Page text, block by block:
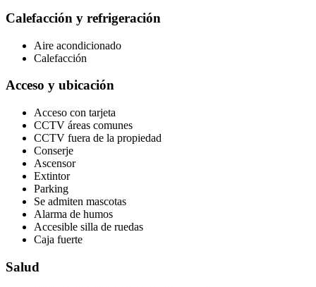
Calefacción y refrigeración
Aire acondicionado
Calefacción
Acceso y ubicación
Acceso con tarjeta
CCTV áreas comunes
CCTV fuera de la propiedad
Conserje
Ascensor
Extintor
Parking
Se admiten mascotas
Alarma de humos
Accesible silla de ruedas
Caja fuerte
Salud